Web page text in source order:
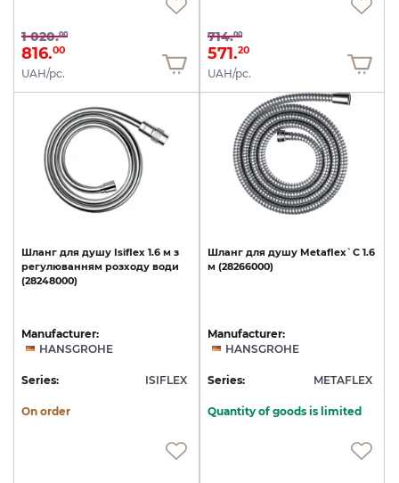
1 020.00
816.00
UAH/pc.
714.00
571.20
UAH/pc.
Шланг для душу Isiflex 1.6 м з
регулюванням розходу води
(28248000)
Manufacturer:
HANSGROHE
Series: ISIFLEX
On order
Шланг для душу Metaflex`C 1.6
м (28266000)
Manufacturer:
HANSGROHE
Series: METAFLEX
Quantity of goods is limited